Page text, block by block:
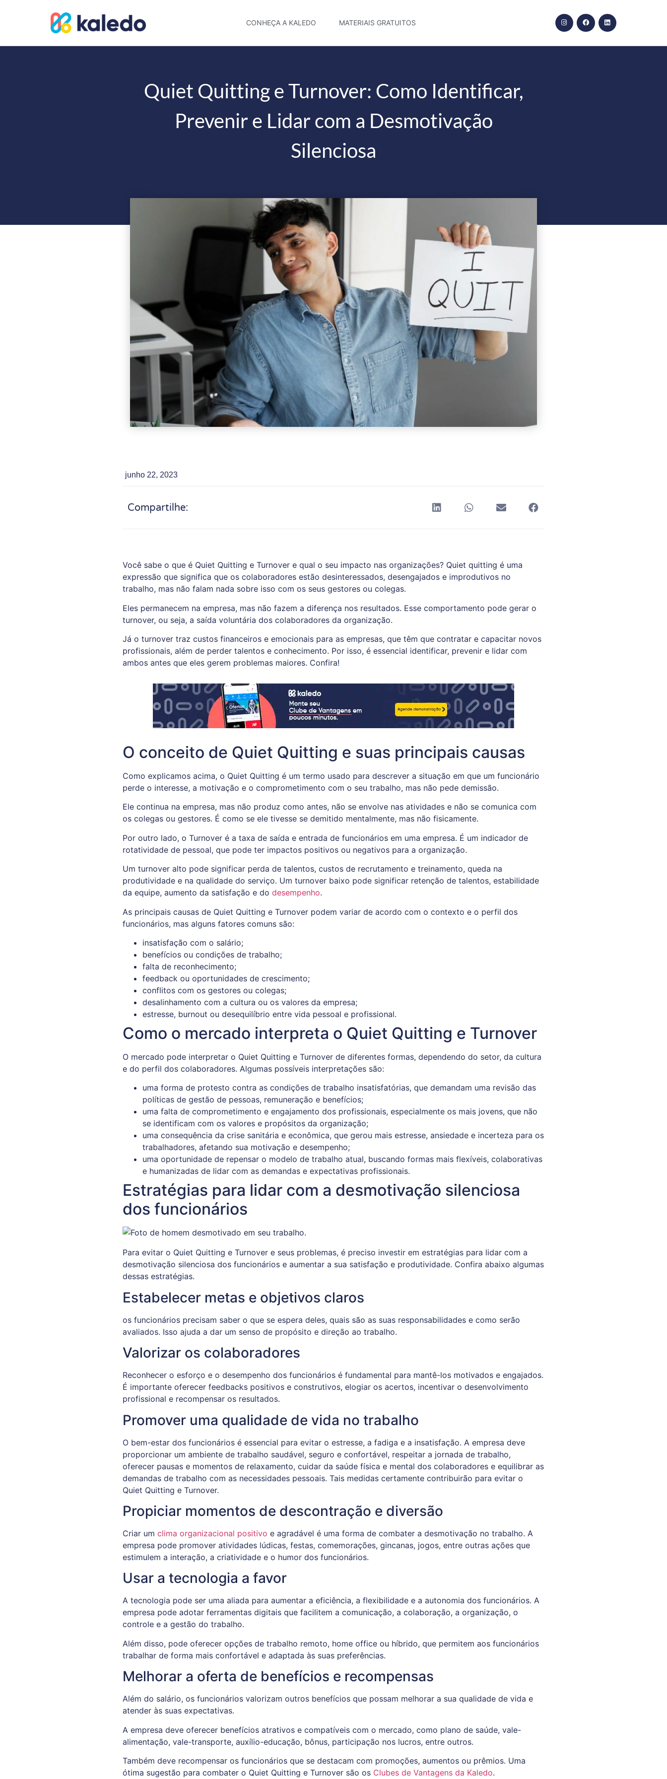
CONHEÇA A KALEDO MATERIAIS GRATUITOS
Quiet Quitting e Turnover: Como Identificar,
Prevenir e Lidar com a Desmotivação
Silenciosa
junho 22, 2023
Compartilhe:
Você sabe o que é Quiet Quitting e Turnover e qual o seu impacto nas organizações? Quiet quitting é uma
expressão que significa que os colaboradores estão desinteressados, desengajados e improdutivos no
trabalho, mas não falam nada sobre isso com os seus gestores ou colegas.
Eles permanecem na empresa, mas não fazem a diferença nos resultados. Esse comportamento pode gerar o
turnover, ou seja, a saída voluntária dos colaboradores da organização.
Já o turnover traz custos financeiros e emocionais para as empresas, que têm que contratar e capacitar novos
profissionais, além de perder talentos e conhecimento. Por isso, é essencial identificar, prevenir e lidar com
ambos antes que eles gerem problemas maiores. Confira!
O conceito de Quiet Quitting e suas principais causas
Como explicamos acima, o Quiet Quitting é um termo usado para descrever a situação em que um funcionário
perde o interesse, a motivação e o comprometimento com o seu trabalho, mas não pede demissão.
Ele continua na empresa, mas não produz como antes, não se envolve nas atividades e não se comunica com
os colegas ou gestores. É como se ele tivesse se demitido mentalmente, mas não fisicamente.
Por outro lado, o Turnover é a taxa de saída e entrada de funcionários em uma empresa. É um indicador de
rotatividade de pessoal, que pode ter impactos positivos ou negativos para a organização.
Um turnover alto pode significar perda de talentos, custos de recrutamento e treinamento, queda na
produtividade e na qualidade do serviço. Um turnover baixo pode significar retenção de talentos, estabilidade
da equipe, aumento da satisfação e do desempenho.
As principais causas de Quiet Quitting e Turnover podem variar de acordo com o contexto e o perfil dos
funcionários, mas alguns fatores comuns são:
insatisfação com o salário;
benefícios ou condições de trabalho;
falta de reconhecimento;
feedback ou oportunidades de crescimento;
conflitos com os gestores ou colegas;
desalinhamento com a cultura ou os valores da empresa;
estresse, burnout ou desequilíbrio entre vida pessoal e profissional.
Como o mercado interpreta o Quiet Quitting e Turnover
O mercado pode interpretar o Quiet Quitting e Turnover de diferentes formas, dependendo do setor, da cultura
e do perfil dos colaboradores. Algumas possíveis interpretações são:
uma forma de protesto contra as condições de trabalho insatisfatórias, que demandam uma revisão das
políticas de gestão de pessoas, remuneração e benefícios;
uma falta de comprometimento e engajamento dos profissionais, especialmente os mais jovens, que não
se identificam com os valores e propósitos da organização;
uma consequência da crise sanitária e econômica, que gerou mais estresse, ansiedade e incerteza para os
trabalhadores, afetando sua motivação e desempenho;
uma oportunidade de repensar o modelo de trabalho atual, buscando formas mais flexíveis, colaborativas
e humanizadas de lidar com as demandas e expectativas profissionais.
Estratégias para lidar com a desmotivação silenciosa
dos funcionários
Para evitar o Quiet Quitting e Turnover e seus problemas, é preciso investir em estratégias para lidar com a
desmotivação silenciosa dos funcionários e aumentar a sua satisfação e produtividade. Confira abaixo algumas
dessas estratégias.
Estabelecer metas e objetivos claros
os funcionários precisam saber o que se espera deles, quais são as suas responsabilidades e como serão
avaliados. Isso ajuda a dar um senso de propósito e direção ao trabalho.
Valorizar os colaboradores
Reconhecer o esforço e o desempenho dos funcionários é fundamental para mantê-los motivados e engajados.
É importante oferecer feedbacks positivos e construtivos, elogiar os acertos, incentivar o desenvolvimento
profissional e recompensar os resultados.
Promover uma qualidade de vida no trabalho
O bem-estar dos funcionários é essencial para evitar o estresse, a fadiga e a insatisfação. A empresa deve
proporcionar um ambiente de trabalho saudável, seguro e confortável, respeitar a jornada de trabalho,
oferecer pausas e momentos de relaxamento, cuidar da saúde física e mental dos colaboradores e equilibrar as
demandas de trabalho com as necessidades pessoais. Tais medidas certamente contribuirão para evitar o
Quiet Quitting e Turnover.
Propiciar momentos de descontração e diversão
Criar um clima organizacional positivo e agradável é uma forma de combater a desmotivação no trabalho. A
empresa pode promover atividades lúdicas, festas, comemorações, gincanas, jogos, entre outras ações que
estimulem a interação, a criatividade e o humor dos funcionários.
Usar a tecnologia a favor
A tecnologia pode ser uma aliada para aumentar a eficiência, a flexibilidade e a autonomia dos funcionários. A
empresa pode adotar ferramentas digitais que facilitem a comunicação, a colaboração, a organização, o
controle e a gestão do trabalho.
Além disso, pode oferecer opções de trabalho remoto, home office ou híbrido, que permitem aos funcionários
trabalhar de forma mais confortável e adaptada às suas preferências.
Melhorar a oferta de benefícios e recompensas
Além do salário, os funcionários valorizam outros benefícios que possam melhorar a sua qualidade de vida e
atender às suas expectativas.
A empresa deve oferecer benefícios atrativos e compatíveis com o mercado, como plano de saúde, vale-
alimentação, vale-transporte, auxílio-educação, bônus, participação nos lucros, entre outros.
Também deve recompensar os funcionários que se destacam com promoções, aumentos ou prêmios. Uma
ótima sugestão para combater o Quiet Quitting e Turnover são os Clubes de Vantagens da Kaledo.